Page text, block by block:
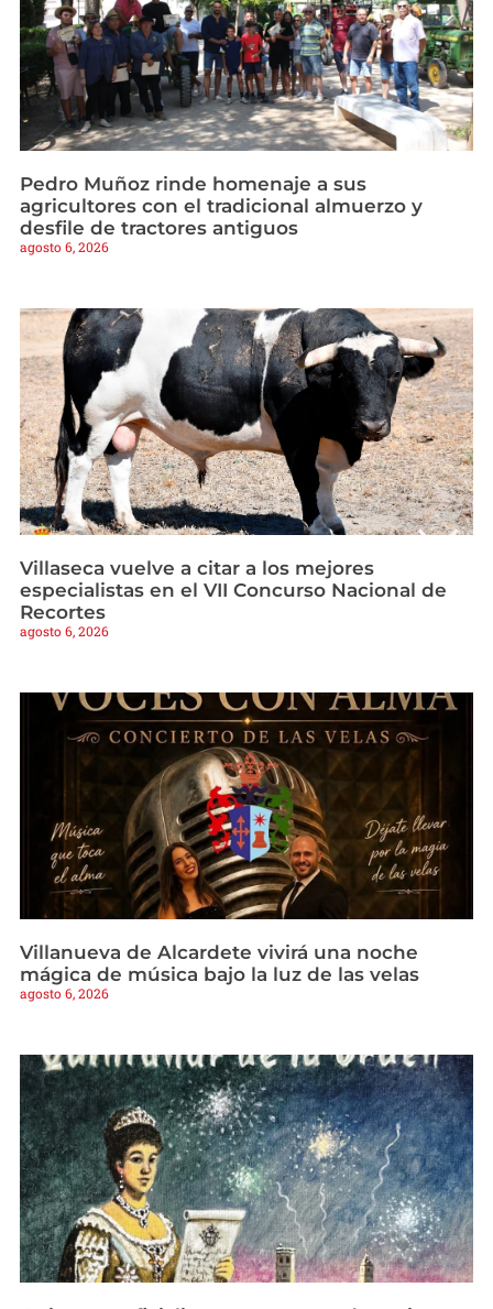
Pedro Muñoz rinde homenaje a sus
agricultores con el tradicional almuerzo y
desfile de tractores antiguos
agosto 6, 2026
Villaseca vuelve a citar a los mejores
especialistas en el VII Concurso Nacional de
Recortes
agosto 6, 2026
Villanueva de Alcardete vivirá una noche
mágica de música bajo la luz de las velas
agosto 6, 2026